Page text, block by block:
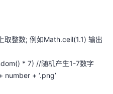
整数; 例如Math.ceil(1.1) 输出
* 7) //随机产生1-7数字
number + ‘.png’